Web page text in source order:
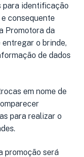
para identificação
consequente
Promotora da
o brinde,
de dados
em nome de
para realizar o
promoção será